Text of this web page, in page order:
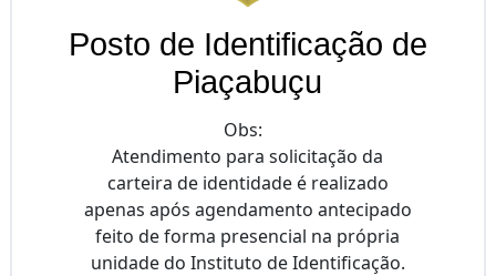
Posto de Identificação de
Piaçabuçu
Obs:
Atendimento para solicitação da
carteira de identidade é realizado
apenas após agendamento antecipado
feito de forma presencial na própria
unidade do Instituto de Identificação.